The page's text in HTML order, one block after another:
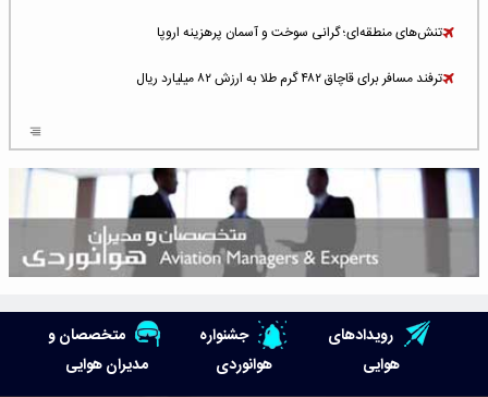
تنش‌های منطقه‌ای؛ گرانی سوخت و آسمان پرهزینه اروپا
ترفند مسافر برای قاچاق ۴۸۲ گرم طلا به ارزش ۸۲ میلیارد ریال
شلوغ‌ترین فرودگاه‌های اروپا در ۲۰۲۵: لندن، استانبول و پاریس
پخش زنده پرواز سیزدهم موشک استارشیپ اسپیس‌ایکس [جمعه ساعت ۰۱:۴۵]
هوش مصنوعی وارد تعمیر و بازرسی موتورهای هواپیما شد
حمله هوایی به تأسیسات فرودگاه سمنان
رویدادهای
هوایی
جشنواره
هوانوردی
متخصصان و
مدیران هوایی